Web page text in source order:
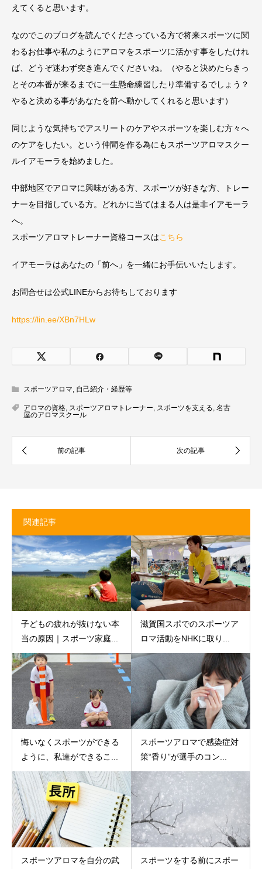
えてくると思います。
なのでこのブログを読んでくださっている方で将来スポーツに関
わるお仕事や私のようにアロマをスポーツに活かす事をしたけれ
ば、どうぞ迷わず突き進んでくださいね。（やると決めたらきっ
とその本番が来るまでに一生懸命練習したり準備するでしょう？
やると決める事があなたを前へ動かしてくれると思います）
同じような気持ちでアスリートのケアやスポーツを楽しむ方々へ
のケアをしたい。という仲間を作る為にもスポーツアロマスクー
ルイアモーラを始めました。
中部地区でアロマに興味がある方、スポーツが好きな方、トレー
ナーを目指している方。どれかに当てはまる人は是非イアモーラ
へ。
スポーツアロマトレーナー資格コースはこちら
イアモーラはあなたの「前へ」を一緒にお手伝いいたします。
お問合せは公式LINEからお待ちしております
https://lin.ee/XBn7HLw
スポーツアロマ 自己紹介・経歴等
アロマの資格 スポーツアロマトレーナー スポーツを支える 名古
屋のアロマスクール
関連記事
子どもの疲れが抜けない本
当の原因｜スポーツ家庭...
滋賀国スポでのスポーツア
ロマ活動をNHKに取り...
悔いなくスポーツができる
ように、私達ができるこ...
スポーツアロマで感染症対
策“香り”が選手のコン...
スポーツアロマを自分の武
スポーツをする前にスポー